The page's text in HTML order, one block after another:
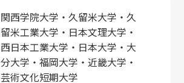
関西学院大学・久留米大学・久
留米工業大学・日本文理大学・
西日本工業大学・日本大学・大
分大学・福岡大学・近畿大学・
芸術文化短期大学